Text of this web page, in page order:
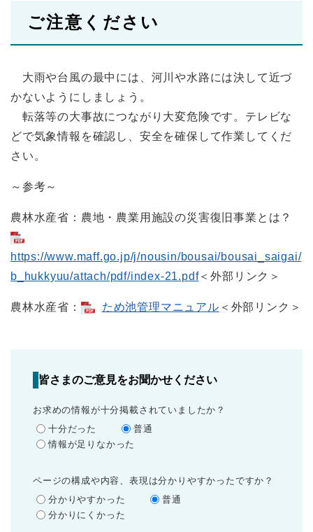
ご注意ください
大雨や台風の最中には、河川や水路には決して近づ
かないようにしましょう。
転落等の大事故につながり大変危険です。テレビな
どで気象情報を確認し、安全を確保して作業してくだ
さい。
～参考～
農林水産省：農地・農業用施設の災害復旧事業とは？
https://www.maff.go.jp/j/nousin/bousai/bousai_saigai/
b_hukkyuu/attach/pdf/index-21.pdf＜外部リンク＞
農林水産省： ため池管理マニュアル ＜外部リンク＞
皆さまのご意見をお聞かせください
お求めの情報が十分掲載されていましたか？
十分だった
普通
情報が足りなかった
ページの構成や内容、表現は分かりやすかったですか？
分かりやすかった
普通
分かりにくかった